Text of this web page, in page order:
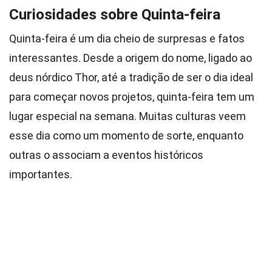
Curiosidades sobre Quinta-feira
Quinta-feira é um dia cheio de surpresas e fatos
interessantes. Desde a origem do nome, ligado ao
deus nórdico Thor, até a tradição de ser o dia ideal
para começar novos projetos, quinta-feira tem um
lugar especial na semana. Muitas culturas veem
esse dia como um momento de sorte, enquanto
outras o associam a eventos históricos
importantes.